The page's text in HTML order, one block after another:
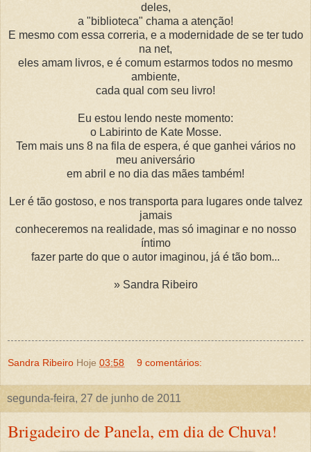
deles,
a "biblioteca" chama a atenção!
E mesmo com essa correria, e a modernidade de se ter tudo
na net,
eles amam livros, e é comum estarmos todos no mesmo
ambiente,
cada qual com seu livro!
Eu estou lendo neste momento:
o Labirinto de Kate Mosse.
Tem mais uns 8 na fila de espera, é que ganhei vários no
meu aniversário
em abril e no dia das mães também!
Ler é tão gostoso, e nos transporta para lugares onde talvez
jamais
conheceremos na realidade, mas só imaginar e no nosso
íntimo
fazer parte do que o autor imaginou, já é tão bom...
» Sandra Ribeiro
Sandra Ribeiro Hoje 03:58 9 comentários:
segunda-feira, 27 de junho de 2011
Brigadeiro de Panela, em dia de Chuva!